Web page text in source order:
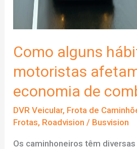
inovações
Como alguns
motoristas
economia de
DVR Veicular, Frota de
Frotas, Roadvision / Busvision
Os caminhoneiros têm